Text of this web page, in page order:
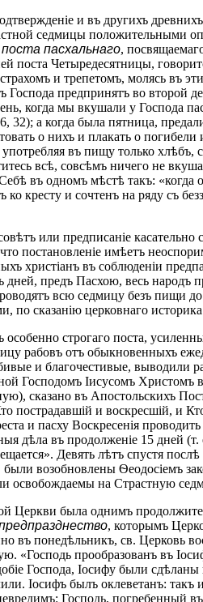
и въ другихъ
седмицы положительными
поста пасхальнаго,
поста Четыредесятницы,
и трепетомъ, молясь въ
предпринятъ во второй
когда мы вкушали у Господа
32); а когда была пятница,
о нихъ и плакать о
въ пищу только
всѣ, совсѣмъ ничего не
въ одномъ мѣстѣ такъ:
кресту и сочтенъ на ряду съ
или предписаніе
постановленіе имѣетъ
христіанъ въ соблюденіи
предъ Пасхою, весь народъ
всю седмицу безъ пищи
сказанію церковнаго
строгаго поста,
рабовъ отъ обыкновенныхъ
и благочестивые, выводили
Господомъ Іисусомъ
сказано въ Апостольскихъ
пострадавшій и воскресшій,
и пасху Воскресенія
дѣла въ продолженіе 15 дней
Девять лѣтъ спустя
были возобновлены
освобождаемы на Страстную
Церкви была однимъ
, которымъ
въ понедѣльникъ, св. Церковь
«Господь прообразованъ въ
Господа, Іосифу были
Іосифъ былъ оклеветанъ:
Господь, погребенный